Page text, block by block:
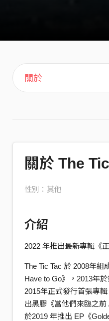
主頁
音樂
歌單
喜歡
關於
關於 The
性別：其他
介紹
2022 年推出最新專輯《
The Tic Tac 於 2008年組
Have to Go》，2013年
2015年正式發行首張專
出黑膠《當他們來臨之
於2019 年推出 EP《